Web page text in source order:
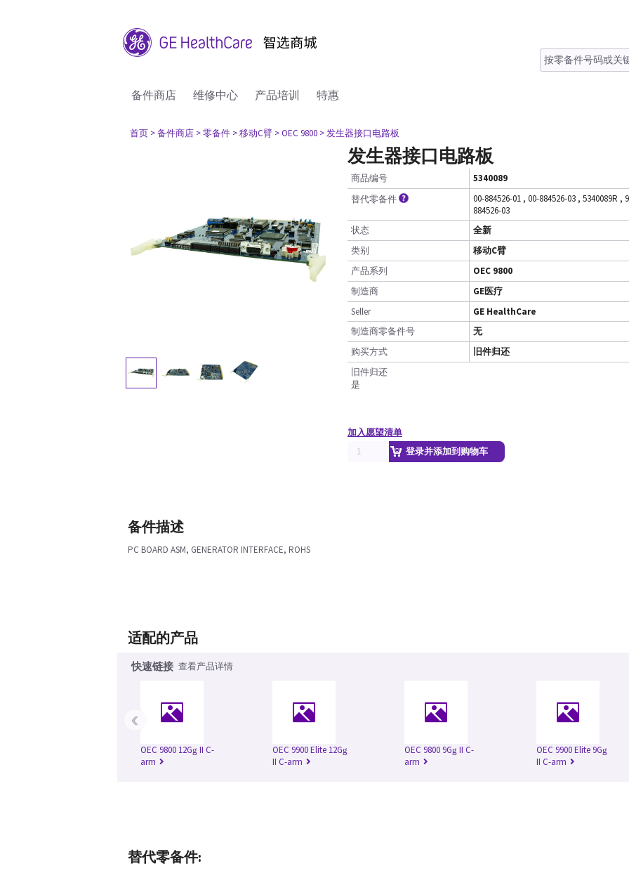
备件商店 维修中心 产品培训 特惠
首页 > 备件商店 > 零备件 > 移动C臂 > OEC 9800 > 发生器接口电路板
发生器接口电路板
商品编号
5340089
替代零备件
00-884526-01 , 00-884526-03 , 5340089R ,
884526-03
状态
全新
类别
移动C臂
产品系列
OEC 9800
制造商
GE医疗
Seller
GE HealthCare
制造商零备件号
无
购买方式
旧件归还
旧件归还
是
加入愿望清单
登录并添加到购物车
备件描述
PC BOARD ASM, GENERATOR INTERFACE, ROHS
适配的产品
快速链接 查看产品详情
OEC 9800 12Gǥ II C-
arm
OEC 9900 Elite 12Gǥ
II C-arm
OEC 9800 9Gǥ II C-
arm
OEC 9900 Elite 9Gǥ
II C-arm
‹
替代零备件: